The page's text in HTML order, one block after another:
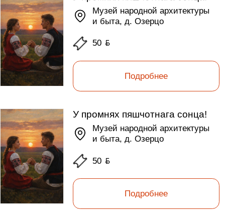
Музей народной архитектуры
и быта, д. Озерцо
50ƃ
Подробнее
У промнях пяшчотнага сонца!
Музей народной архитектуры
и быта, д. Озерцо
50ƃ
Подробнее